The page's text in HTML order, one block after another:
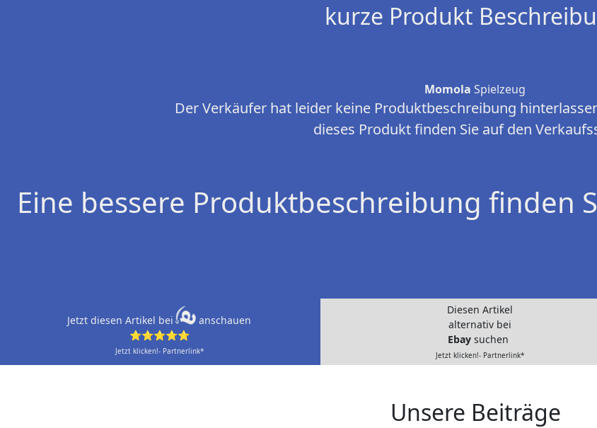
kurze Produkt
Momola Spielzeug
Der Verkäufer hat leider keine Produktbeschreibung
dieses Produkt finden Sie auf den
Eine bessere Produktbeschreibung finden
Jetzt diesen Artikel bei
anschauen
⭐⭐⭐⭐⭐
Jetzt klicken!- Partnerlink*
Diesen Artikel
alternativ bei
Ebay suchen
Jetzt klicken!- Partnerlink*
Unsere Beiträge